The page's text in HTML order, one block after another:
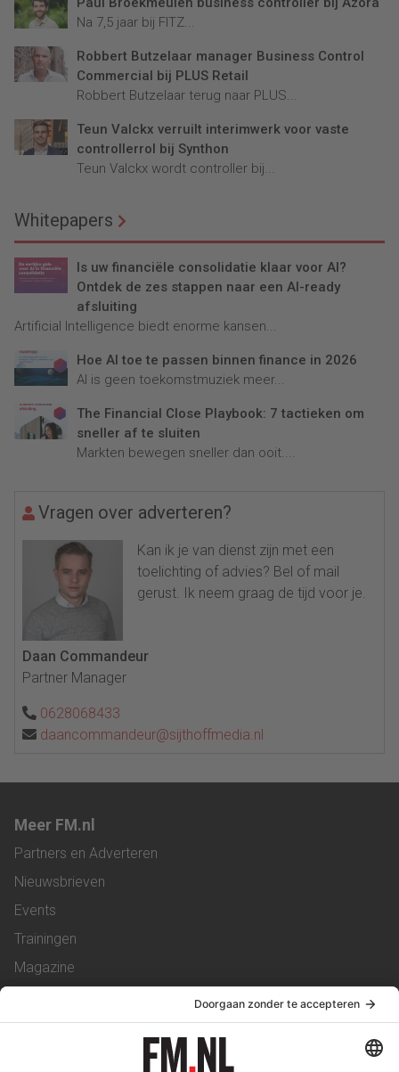
Na 7,5 jaar bij FITZ...
Robbert Butzelaar manager Business Control
Commercial bij PLUS Retail
Robbert Butzelaar terug naar PLUS...
Teun Valckx verruilt interimwerk voor vaste
controllerrol bij Synthon
Teun Valckx wordt controller bij...
Whitepapers
Is uw financiële consolidatie klaar voor AI?
Ontdek de zes stappen naar een AI-ready
afsluiting
Artificial Intelligence biedt enorme kansen...
Hoe AI toe te passen binnen finance in 2026
AI is geen toekomstmuziek meer...
The Financial Close Playbook: 7 tactieken om
sneller af te sluiten
Markten bewegen sneller dan ooit....
Vragen over adverteren?
Kan ik je van dienst zijn met een
toelichting of advies? Bel of mail
gerust. Ik neem graag de tijd voor je.
Daan Commandeur
Partner Manager
0628068433
daancommandeur@sijthoffmedia.nl
Meer FM.nl
Partners en Adverteren
Nieuwsbrieven
Events
Trainingen
Magazine
Service & Contact